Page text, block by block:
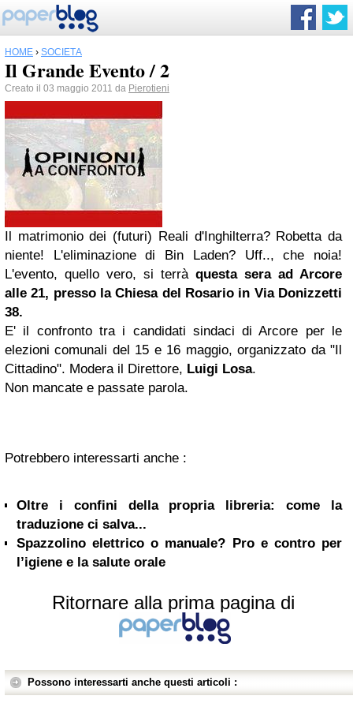
HOME › SOCIETÀ
Il Grande Evento / 2
Creato il 03 maggio 2011 da Pierotieni
Il matrimonio dei (futuri) Reali d'Inghilterra? Robetta da
niente! L'eliminazione di Bin Laden? Uff.., che noia!
L'evento, quello vero, si terrà questa sera ad Arcore
alle 21, presso la Chiesa del Rosario in Via Donizzetti
38.
E' il confronto tra i candidati sindaci di Arcore per le
elezioni comunali del 15 e 16 maggio, organizzato da "Il
Cittadino". Modera il Direttore, Luigi Losa.
Non mancate e passate parola.
Potrebbero interessarti anche :
Oltre i confini della propria libreria: come la
traduzione ci salva...
Spazzolino elettrico o manuale? Pro e contro per
l’igiene e la salute orale
Ritornare alla prima pagina di
Possono interessarti anche questi articoli :